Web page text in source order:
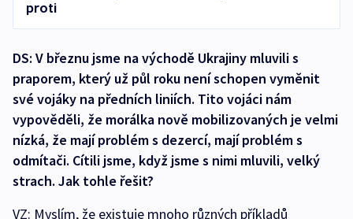
proti
DS: V březnu jsme na východě Ukrajiny mluvili s
praporem, který už půl roku není schopen vyměnit
své vojáky na předních liniích. Tito vojáci nám
vypověděli, že morálka nově mobilizovaných je velmi
nízká, že mají problém s dezercí, mají problém s
odmítači. Cítili jsme, když jsme s nimi mluvili, velký
strach. Jak tohle řešit?
VZ: Myslím, že existuje mnoho různých příkladů